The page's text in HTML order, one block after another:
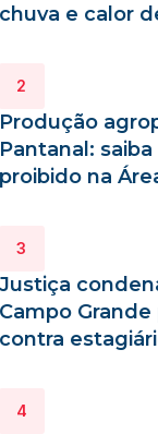
chuva e calor
Produção
Pantanal:
proibido na
Justiça
Campo Grande
contra